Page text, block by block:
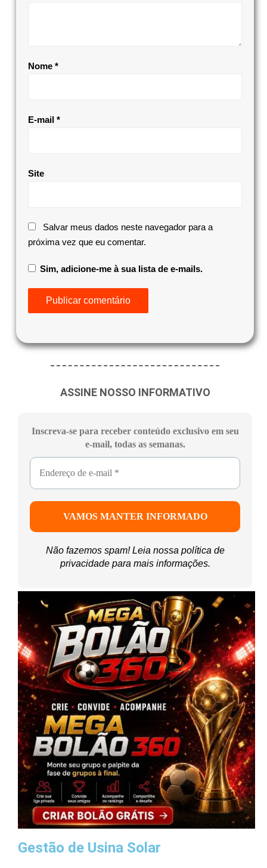
Nome *
E-mail *
Site
Salvar meus dados neste navegador para a
próxima vez que eu comentar.
Sim, adicione-me à sua lista de e-mails.
ASSINE NOSSO INFORMATIVO
Inscreva-se para receber conteúdo exclusivo em seu
e-mail, todas as semanas.
Não fazemos spam! Leia nossa política de
privacidadepara mais informações.
Gestão de Usina Solar